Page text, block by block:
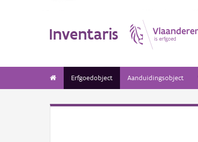
Inventaris
Erfgoedobject Aanduidingsobject